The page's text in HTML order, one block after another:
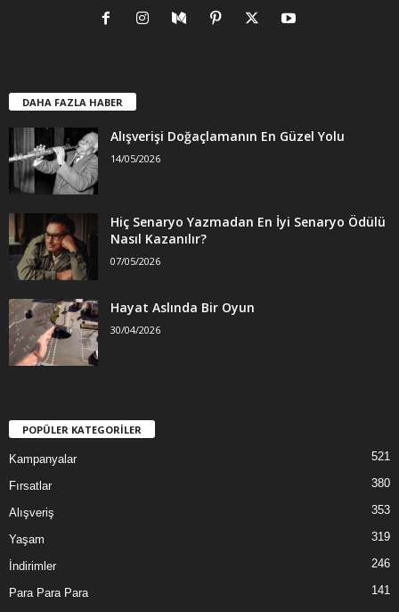
DAHA FAZLA HABER
Alışverişi Doğaçlamanın En Güzel Yolu
14/05/2026
Hiç Senaryo Yazmadan En İyi Senaryo Ödülü
Nasıl Kazanılır?
07/05/2026
Hayat Aslında Bir Oyun
30/04/2026
POPÜLER KATEGORİLER
Kampanyalar 521
Fırsatlar 380
Alışveriş 353
Yaşam 319
İndirimler 246
Para Para Para
141